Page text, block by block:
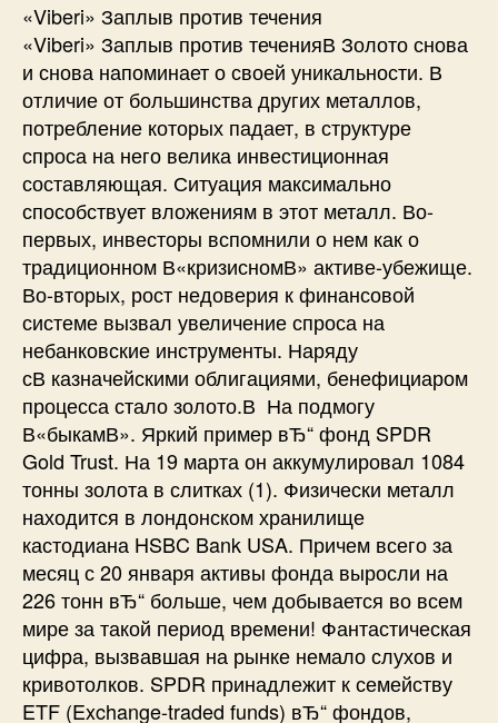
«Viberi» Заплыв против течения
«Viberi» Заплыв против теченияВ Золото снова
и снова напоминает о своей уникальности. В
отличие от большинства других металлов,
потребление которых падает, в структуре
спроса на него велика инвестиционная
составляющая. Ситуация максимально
способствует вложениям в этот металл. Во-
первых, инвесторы вспомнили о нем как о
традиционном В«кризисномВ» активе-убежище.
Во-вторых, рост недоверия к финансовой
системе вызвал увеличение спроса на
небанковские инструменты. Наряду
сВ казначейскими облигациями, бенефициаром
процесса стало золото.В На подмогу
В«быкамВ». Яркий пример вЂ“ фонд SPDR
Gold Trust. На 19 марта он аккумулировал 1084
тонны золота в слитках (1). Физически металл
находится в лондонском хранилище
кастодиана HSBC Bank USA. Причем всего за
месяц с 20 января активы фонда выросли на
226 тонн вЂ“ больше, чем добывается во всем
мире за такой период времени! Фантастическая
цифра, вызвавшая на рынке немало слухов и
кривотолков. SPDR принадлежит к семейству
ETF (Exchange-traded funds) вЂ“ фондов,